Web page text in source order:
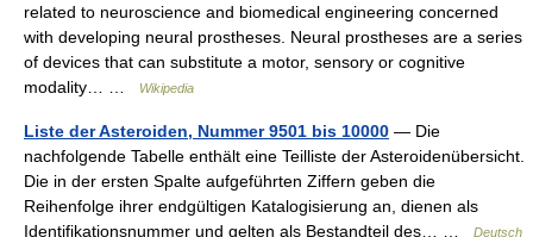
related to neuroscience and biomedical engineering concerned
with developing neural prostheses. Neural prostheses are a series
of devices that can substitute a motor, sensory or cognitive
modality… …
Wikipedia
Liste der Asteroiden, Nummer 9501 bis 10000 — Die
nachfolgende Tabelle enthält eine Teilliste der Asteroidenübersicht.
Die in der ersten Spalte aufgeführten Ziffern geben die
Reihenfolge ihrer endgültigen Katalogisierung an, dienen als
Identifikationsnummer und gelten als Bestandteil des… …
Deutsch